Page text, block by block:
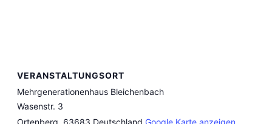
VERANSTALTUNGSORT
Mehrgenerationenhaus Bleichenbach
Wasenstr. 3
Ortenberg 63683 Deutschland Google Karte anzeigen